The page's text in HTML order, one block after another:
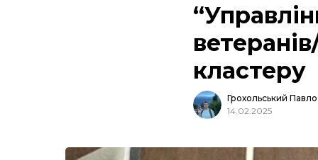
кластеру
Грохольський Павло
14.02.2025